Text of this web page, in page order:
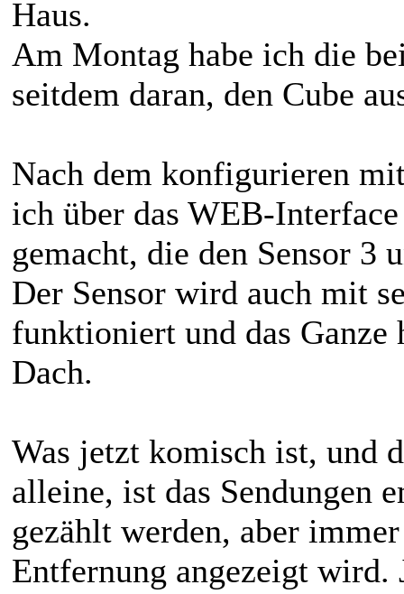
Haus.
Am Montag habe ich die
seitdem daran, den Cube
Nach dem konfigurieren
ich über das WEB-
gemacht, die den Sensor 3
Der Sensor wird auch mit
funktioniert und das Ganze
Dach.
Was jetzt komisch ist, und
alleine, ist das Sendungen
gezählt werden, aber
Entfernung angezeigt